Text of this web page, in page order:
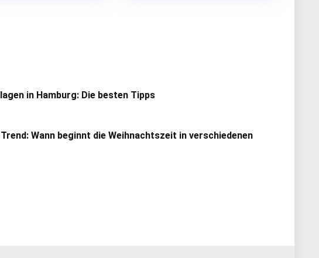
in Hamburg: Die besten Tipps
Wann beginnt die Weihnachtszeit in verschiedenen